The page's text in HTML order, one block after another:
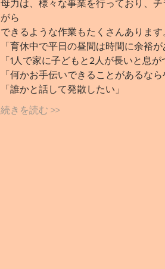
母力は、様々な事業を行っており、
がら
できるような作業もたくさんあります
「育休中で平日の昼間は時間に余裕が
「1人で家に子どもと2人が長いと息が
「何かお手伝いできることがあるなら
「誰かと話して発散したい」
続きを読む >>